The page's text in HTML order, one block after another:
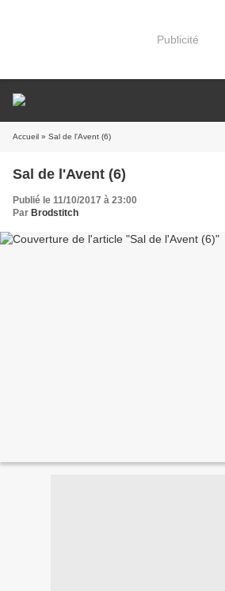
Publicité
Accueil » Sal de l'Avent (6)
Sal de l'Avent (6)
Publié le 11/10/2017 à 23:00
Par Brodstitch